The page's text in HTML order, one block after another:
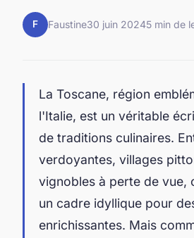
F Faustine30 juin 20245 min de
La Toscane, région
l'Italie, est un véritable
de traditions culinaires.
verdoyantes, villages
vignobles à perte de vue,
un cadre idyllique pour
enrichissantes. Mais